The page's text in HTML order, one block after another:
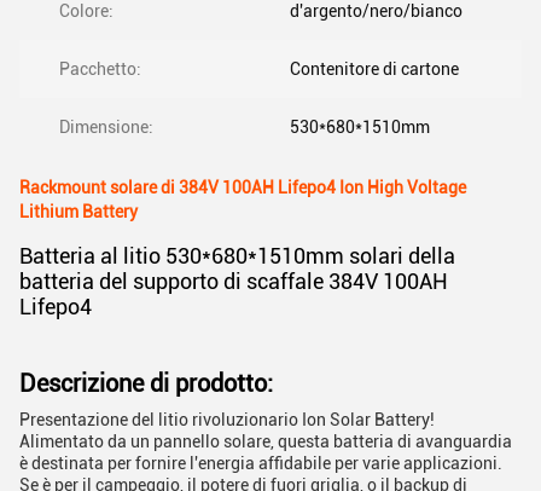
Colore: d'argento/nero/bianco
Pacchetto: Contenitore di cartone
Dimensione: 530*680*1510mm
Rackmount solare di 384V 100AH Lifepo4 Ion High Voltage
Lithium Battery
Batteria al litio 530*680*1510mm solari della
batteria del supporto di scaffale 384V 100AH
Lifepo4
Descrizione di prodotto:
Presentazione del litio rivoluzionario Ion Solar Battery!
Alimentato da un pannello solare, questa batteria di avanguardia
è destinata per fornire l'energia affidabile per varie applicazioni.
Se è per il campeggio, il potere di fuori griglia, o il backup di